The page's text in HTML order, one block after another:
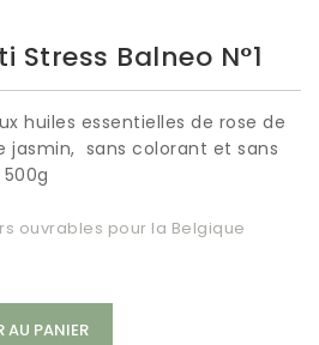
Stress Balneo N°1
huiles essentielles de rose de
jasmin, sans colorant et sans
ouvrables pour la Belgique
AU PANIER